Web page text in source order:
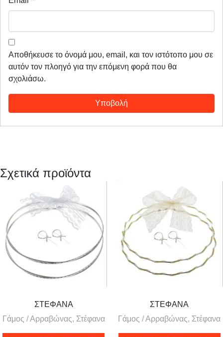
Αποθήκευσε το όνομά μου, email, και τον ιστότοπο μου σε
αυτόν τον πλοηγό για την επόμενη φορά που θα
σχολιάσω.
Σχετικά προϊόντα
ΣΤΕΦΑΝΑ
Γάμος / Αρραβώνας, Στέφανα
ΣΤΕΦΑΝΑ
Γάμος / Αρραβώνας, Στέφανα